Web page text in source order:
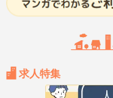
求人特集